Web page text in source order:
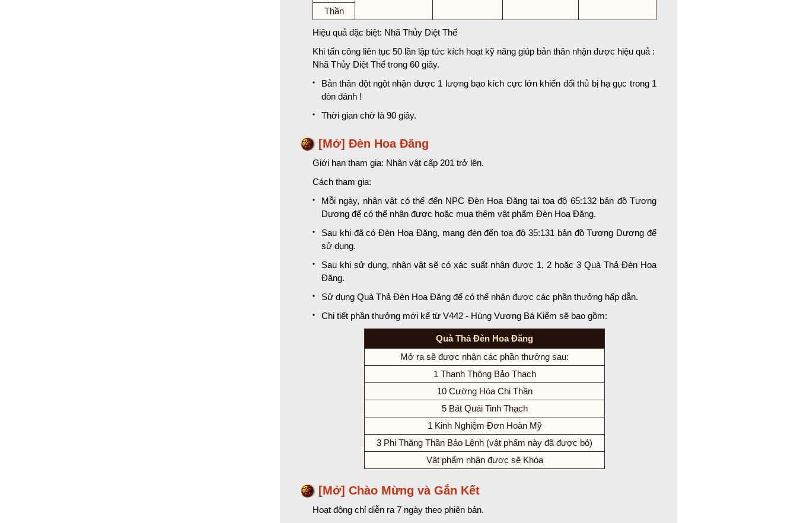
Thần
Hiệu quả đặc biệt: Nhã Thủy Diệt Thế
Khi tấn công liên tục 50 lần lập tức kích hoạt kỹ năng giúp bản thân nhận được hiệu quả :
Nhã Thủy Diệt Thế trong 60 giây.
Bản thân đột ngột nhận được 1 lượng bạo kích cực lớn khiến đổi thủ bị hạ gục trong 1
đòn đánh !
Thời gian chờ là 90 giây.
[Mở] Đèn Hoa Đăng
Giới hạn tham gia: Nhân vật cấp 201 trở lên.
Cách tham gia:
Mỗi ngày, nhân vật có thể đến NPC Đèn Hoa Đăng tại tọa độ 65:132 bản đồ Tương
Dương để có thể nhận được hoặc mua thêm vật phẩm Đèn Hoa Đăng.
Sau khi đã có Đèn Hoa Đăng, mang đèn đến tọa độ 35:131 bản đồ Tương Dương để
sử dụng.
Sau khi sử dụng, nhân vật sẽ có xác suất nhận được 1, 2 hoặc 3 Quà Thả Đèn Hoa
Đăng.
Sử dụng Quà Thả Đèn Hoa Đăng để có thể nhận được các phần thưởng hấp dẫn.
Chi tiết phần thưởng mới kể từ V442 - Hùng Vương Bá Kiếm sẽ bao gồm:
Quà Thả Đèn Hoa Đăng
Mở ra sẽ được nhận các phần thưởng sau:
1 Thanh Thông Bảo Thạch
10 Cường Hóa Chi Thần
5 Bát Quái Tinh Thạch
1 Kinh Nghiệm Đơn Hoàn Mỹ
3 Phi Thăng Thần Bảo Lệnh (vật phẩm này đã được bỏ)
Vật phẩm nhận được sẽ Khóa
[Mở] Chào Mừng và Gắn Kết
Hoạt động chỉ diễn ra 7 ngày theo phiên bản.